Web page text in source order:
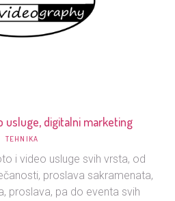
usluge, digitalni marketing
TEHNIKA
i video usluge svih vrsta, od
proslava sakramenata,
proslava, pa do eventa svih